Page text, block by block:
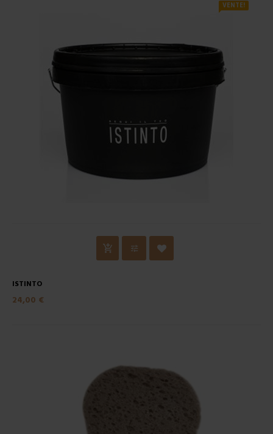
VENTE!
ISTINTO
24,00 €